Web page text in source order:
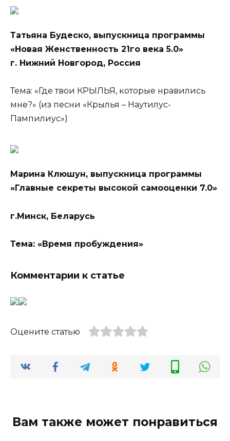
Татьяна Будеско, выпускница программы
«Новая Женственность 21го века 5.0»
г. Нижний Новгород, Россия
Тема: «Где твои КРЫЛЬЯ, которые нравились
мне?» (из песни «Крылья – Наутилус-
Пампилиус»)
Марина Клюшун, выпускница программы
«Главные секреты высокой самооценки 7.0»
г.Минск, Беларусь
Тема: «Время пробуждения»
Комментарии к статье
Оцените статью
Вам также может понравиться